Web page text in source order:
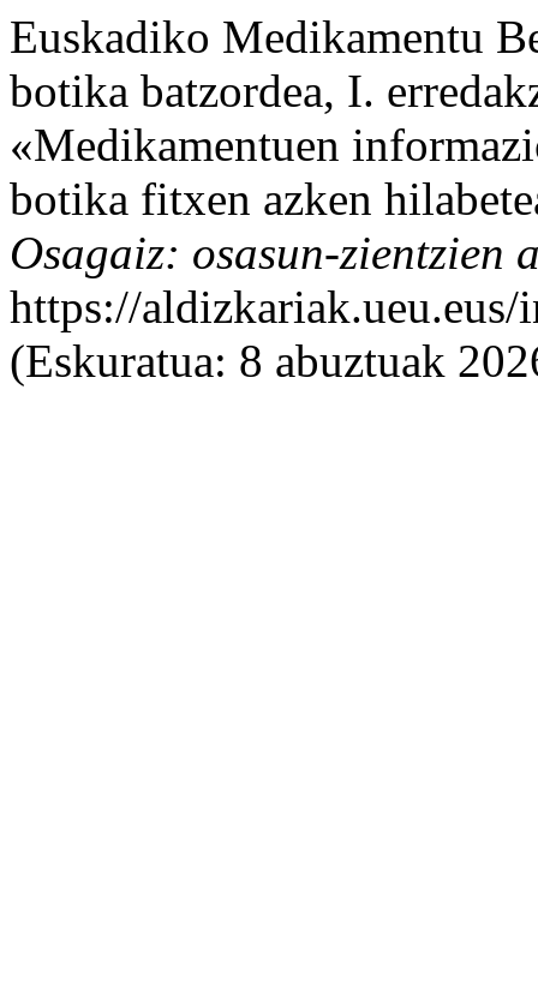
Euskadiko Medikamentu
botika batzordea, I.
«Medikamentuen
botika fitxen azken
Osagaiz: osasun-zientzien
https://
(Eskuratua: 8 abuztuak